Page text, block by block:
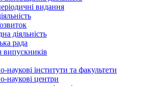
видання
діяльність
рада
випускників
наукові інститути та факультети
наукові центри